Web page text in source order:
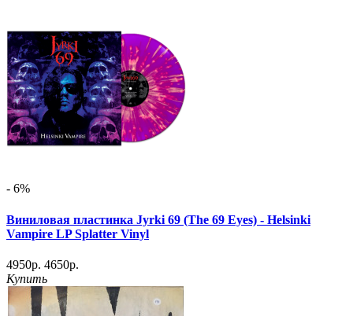
- 6%
Виниловая пластинка Jyrki 69 (The 69 Eyes) - Helsinki
Vampire LP Splatter Vinyl
4950р. 4650р.
Купить